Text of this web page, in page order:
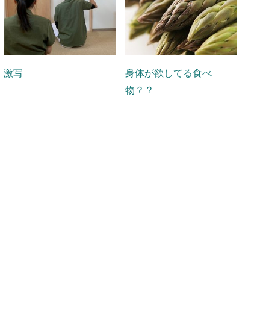
激写
身体が欲してる食べ
物？？